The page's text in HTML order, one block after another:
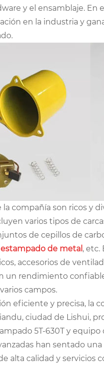
y el ensamblaje.
en la industria y
compañía son ricos y
varios tipos de
de cepillos de
de metal , etc.
accesorios de
un rendimiento
campos.
eficiente y precisa, la
ciudad de Lishui,
5T-630T y
han sentado
alta calidad y servicios